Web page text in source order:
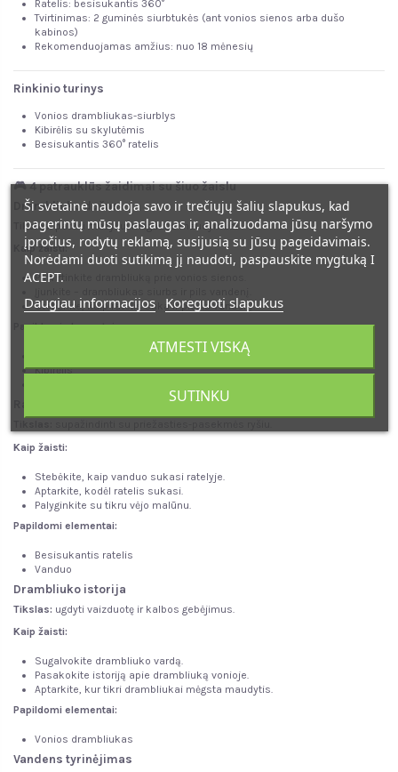
Ratelis: besisukantis 360°
Tvirtinimas: 2 guminės siurbtukės (ant vonios sienos arba dušo
kabinos)
Rekomenduojamas amžius: nuo 18 mėnesių
Rinkinio turinys
Vonios drambliukas-siurblys
Kibirėlis su skylutėmis
Besisukantis 360° ratelis
🎮 4 patrauklūs žaidimai su šiuo žaislu
Drambliuko dušas
Tikslas:padėti mažyliui mėgautis maudymusi.
Kaip žaisti:
Pritvirtinkite drambliuką prie vonios sienos.
Stebėkite, kaip ratelis suka ir plečia vandenį.
Papildomi elementai:
Kibirėlis
Kaip žaisti:
Stebėkite, kaip vanduo sukasi ratelyje.
Aptarkite, kodėl ratelis sukasi.
Palyginkite su tikru vėjo malūnu.
Papildomi elementai:
Besisukantis ratelis
Vanduo
Drambliuko istorija
Tikslas: ugdyti vaizduotę ir kalbos gebėjimus.
Kaip žaisti:
Sugalvokite drambliuko vardą.
Pasakokite istoriją apie drambliuką vonioje.
Aptarkite, kur tikri drambliukai mėgsta maudytis.
Papildomi elementai:
Vonios drambliukas
Vandens tyrinėjimas
Ši svetainė naudoja savo ir trečiųjų šalių slapukus, kad
pagerintų mūsų paslaugas ir, analizuodama jūsų naršymo
įpročius, rodytų reklamą, susijusią su jūsų pageidavimais.
Norėdami duoti sutikimą jį naudoti, paspauskite mygtuką I
ACEPT.
Daugiau informacijos Koreguoti slapukus
ATMESTI VISKĄ
SUTINKU